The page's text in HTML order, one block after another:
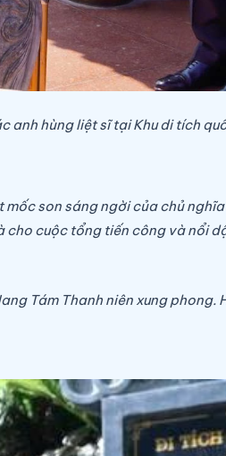
hùng liệt sĩ tại Khu di tích
son sáng ngời của chủ
cuộc tổng tiến công và nổi
Tám Thanh niên xung